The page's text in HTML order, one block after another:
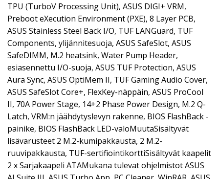
TPU (TurboV Processing Unit), ASUS DIGI+ VRM,
Preboot eXecution Environment (PXE), 8 Layer PCB,
ASUS Stainless Steel Back I/O, TUF LANGuard, TUF
Components, ylijännitesuoja, ASUS SafeSlot, ASUS
SafeDIMM, M.2 heatsink, Water Pump Header,
esiasennettu I/O-suoja, ASUS TUF Protection, ASUS
Aura Sync, ASUS OptiMem II, TUF Gaming Audio Cover,
ASUS SafeSlot Core+, FlexKey-näppäin, ASUS ProCool
II, 70A Power Stage, 14+2 Phase Power Design, M.2 Q-
Latch, VRM:n jäähdytyslevyn rakenne, BIOS FlashBack -
painike, BIOS FlashBack LED-valoMuutaSisältyvät
lisävarusteet 2 M.2-kumipakkausta, 2 M.2-
ruuvipakkausta, TUF-sertifiointikorttiSisältyvät kaapelit
2 x Sarjakaapeli ATAMukana tulevat ohjelmistot ASUS